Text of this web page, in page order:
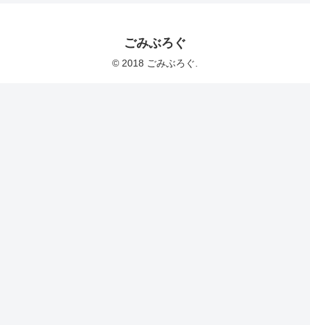
ごみぶろぐ
© 2018 ごみぶろぐ.